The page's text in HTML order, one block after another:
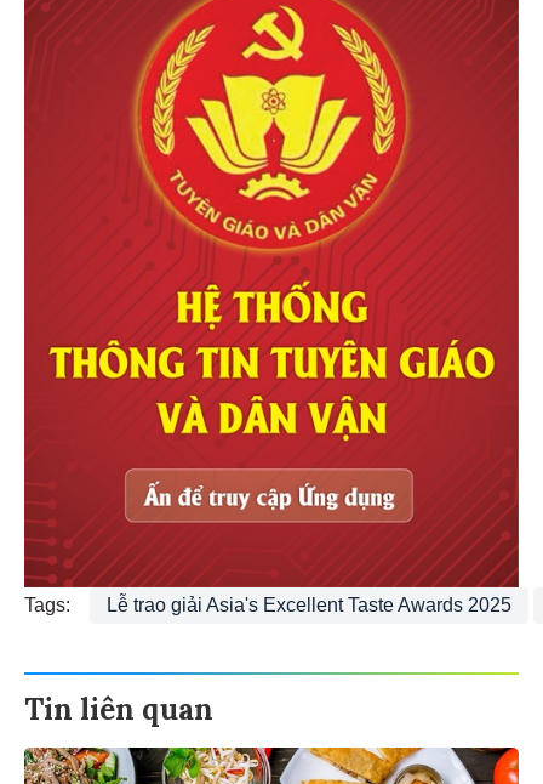
Tags: Lễ trao giải Asia's Excellent Taste Awards 2025
Tin liên quan